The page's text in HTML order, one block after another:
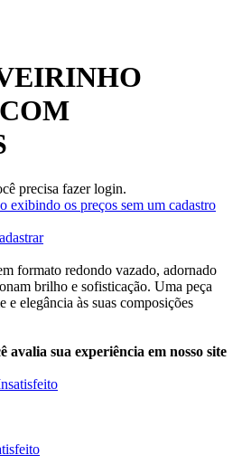
precisa fazer login.
exibindo os preços sem um cadastro
formato redondo vazado, adornado
brilho e sofisticação. Uma peça
e elegância às suas composições
avalia sua experiência em nosso site